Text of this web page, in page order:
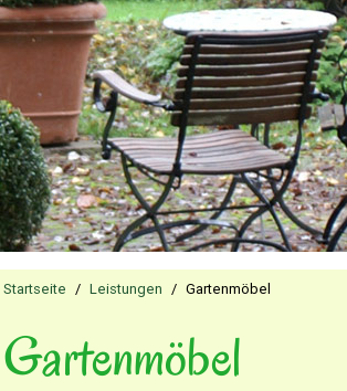
Startseite / Leistungen / Gartenmöbel
Gartenmöbel